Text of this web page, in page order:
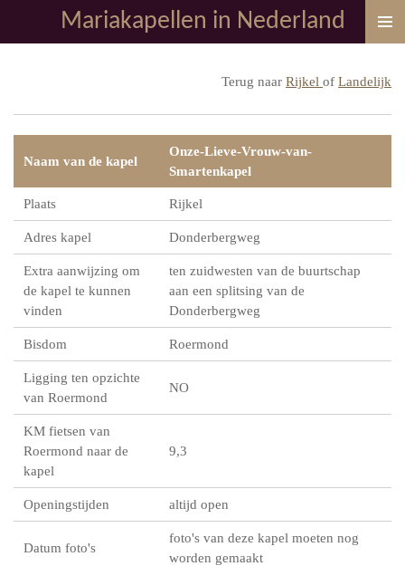
direct
Mariakapellen in Nederland
Terug naar Rijkel of Landelijk
Naam van de kapel
Onze-Lieve-Vrouw-van-
Smartenkapel
Plaats Rijkel
Adres kapel Donderbergweg
Extra aanwijzing om
de kapel te kunnen
vinden
ten zuidwesten van de buurtschap
aan een splitsing van de
Donderbergweg
Bisdom Roermond
Ligging ten opzichte
van Roermond
NO
KM fietsen van
Roermond naar de
kapel
9,3
Openingstijden altijd open
Datum foto's
foto's van deze kapel moeten nog
worden gemaakt